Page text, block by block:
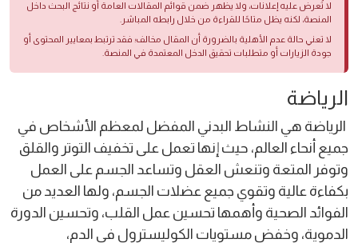
لا تُعرض عليه إعلانات، ولا يظهر ضمن قوائم المقالات العامة أو نتائج البحث داخل
المنصة، لكنه يظل متاحًا للقراءة من خلال رابطه المباشر.
لا تعني حالة عدم الأهلية بالضرورة أن المقال مخالف؛ فقد ترتبط بمعايير المحتوى أو
جودة الزيارات أو متطلبات تحقيق الدخل المعتمدة في المنصة.
الرياضة
الرياضة هي النشاط البدني المفضل لمعظم الأشخاص في
جميع أنحاء العالم، حيث إنها تعمل على تخفيف التوتر والقلق
وتوفر المتعة وتنعش العقل وتساعد الجسم على العمل
بكفاءة عالية وتقوي جميع عضلات الجسم، ولها العديد من
الفوائد الصحية وأهمها تحسين عمل القلب، وتحسين الدورة
الدموية، وخفض مستويات الكوليسترول في الدم،